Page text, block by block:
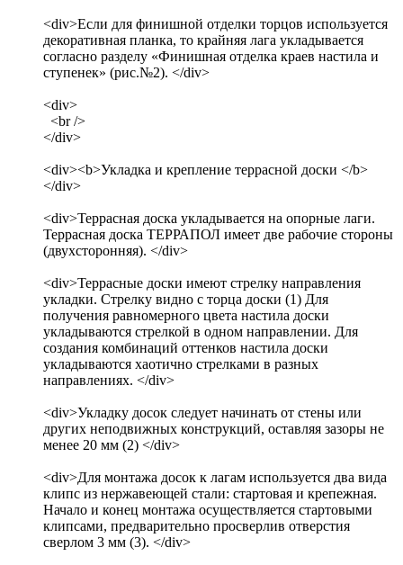
<div>Если для финишной отделки торцов используется
декоративная планка, то крайняя лага укладывается
согласно разделу «Финишная отделка краев настила и
ступенек» (рис.№2). </div>
<div>
<br />
</div>
<div><b>Укладка и крепление террасной доски </b>
</div>
<div>Террасная доска укладывается на опорные лаги.
Террасная доска ТЕРРАПОЛ имеет две рабочие стороны
(двухсторонняя). </div>
<div>Террасные доски имеют стрелку направления
укладки. Стрелку видно с торца доски (1) Для
получения равномерного цвета настила доски
укладываются стрелкой в одном направлении. Для
создания комбинаций оттенков настила доски
укладываются хаотично стрелками в разных
направлениях. </div>
<div>Укладку досок следует начинать от стены или
других неподвижных конструкций, оставляя зазоры не
менее 20 мм (2) </div>
<div>Для монтажа досок к лагам используется два вида
клипс из нержавеющей стали: стартовая и крепежная.
Начало и конец монтажа осуществляется стартовыми
клипсами, предварительно просверлив отверстия
сверлом 3 мм (3). </div>